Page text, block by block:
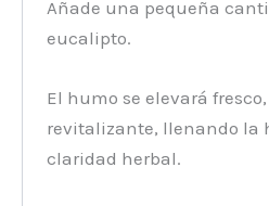
Añade una pequeña
eucalipto.
El humo se elevará
revitalizante, llenando la
claridad herbal.